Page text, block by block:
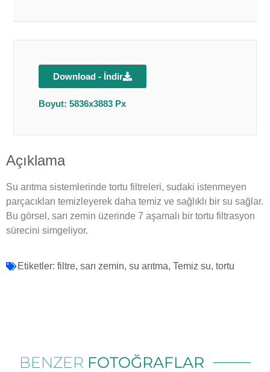
Download - İndir
Boyut: 5836x3883 Px
Açıklama
Su arıtma sistemlerinde tortu filtreleri, sudaki istenmeyen
parçacıkları temizleyerek daha temiz ve sağlıklı bir su sağlar.
Bu görsel, sarı zemin üzerinde 7 aşamalı bir tortu filtrasyon
sürecini simgeliyor.
Etiketler: filtre, sarı zemin, su arıtma, Temiz su, tortu
BENZER FOTOĞRAFLAR